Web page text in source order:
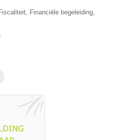
Financiële begeleiding,